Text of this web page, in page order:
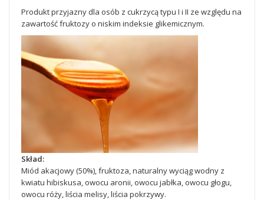
Produkt przyjazny dla osób z cukrzycą typu I i II ze względu na
zawartość fruktozy o niskim indeksie glikemicznym.
Skład:
Miód akacjowy (50%), fruktoza, naturalny wyciąg wodny z
kwiatu hibiskusa, owocu aronii, owocu jabłka, owocu głogu,
owocu róży, liścia melisy, liścia pokrzywy.